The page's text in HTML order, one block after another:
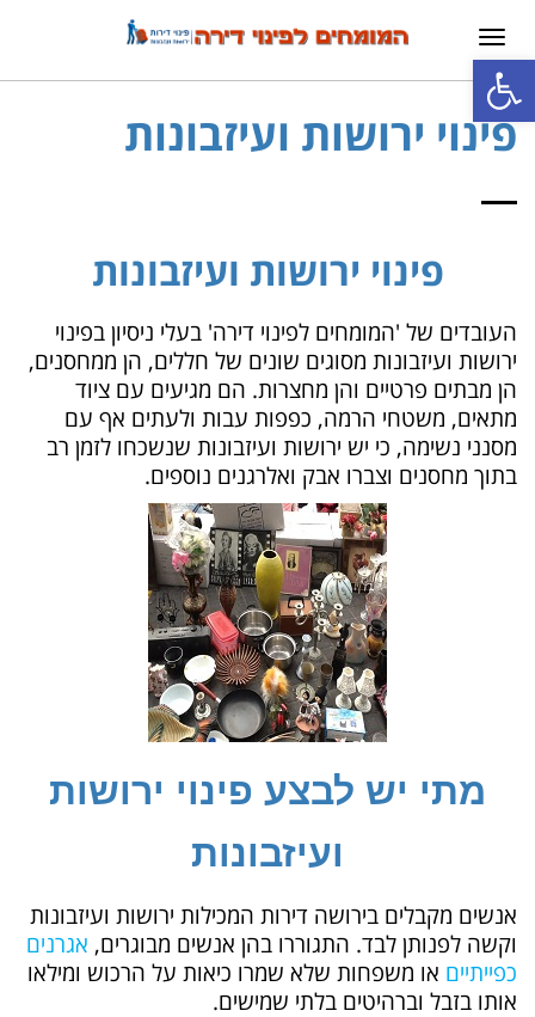
פתח סרגל נגישות
תפריט
פינוי ירושות ועיזבונות
פינוי ירושות ועיזבונות
העובדים של 'המומחים לפינוי דירה' בעלי ניסיון בפינוי
ירושות ועיזבונות מסוגים שונים של חללים, הן ממחסנים,
הן מבתים פרטיים והן מחצרות. הם מגיעים עם ציוד
מתאים, משטחי הרמה, כפפות עבות ולעתים אף עם
מסנני נשימה, כי יש ירושות ועיזבונות שנשכחו לזמן רב
בתוך מחסנים וצברו אבק ואלרגנים נוספים.
מתי יש לבצע פינוי ירושות
ועיזבונות
אנשים מקבלים בירושה דירות המכילות ירושות ועיזבונות
וקשה לפנותן לבד. התגוררו בהן אנשים מבוגרים, אגרנים
כפייתיים או משפחות שלא שמרו כיאות על הרכוש ומילאו
אותו בזבל וברהיטים בלתי שמישים.